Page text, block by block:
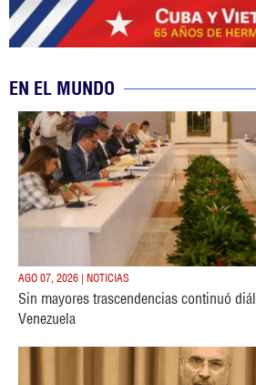
EN EL MUNDO
AGO 07, 2026 | NOTICIAS
Sin mayores trascendencias continuó
Venezuela